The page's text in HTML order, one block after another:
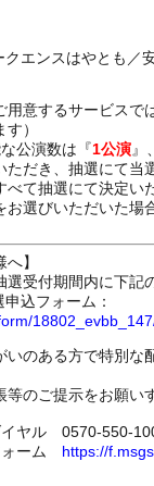
エンスはやとも／
用意するサービス
）
公演数は『1公演』
ただき、抽選にて当
べて抽選にて決定い
お選びいただいた場
】
受付期間内に下記
込フォーム：
いのある方で特別
のご提示をお願い
ヤル 0570-550-
ォーム https://